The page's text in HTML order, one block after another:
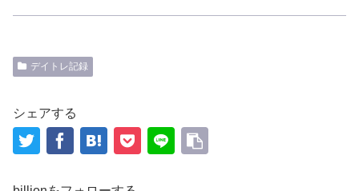
デイトレ記録
シェアする